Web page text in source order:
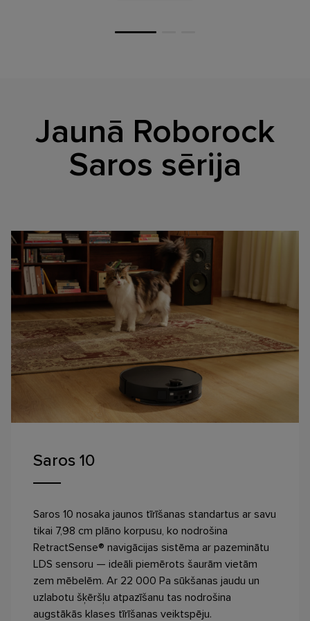
Jaunā Roborock
Saros sērija
Saros 10
Saros 10 nosaka jaunos tīrīšanas standartus ar savu
tikai 7,98 cm plāno korpusu, ko nodrošina
RetractSense® navigācijas sistēma ar pazeminātu
LDS sensoru — ideāli piemērots šaurām vietām
zem mēbelēm. Ar 22 000 Pa sūkšanas jaudu un
uzlabotu šķēršļu atpazīšanu tas nodrošina
augstākās klases tīrīšanas veiktspēju.